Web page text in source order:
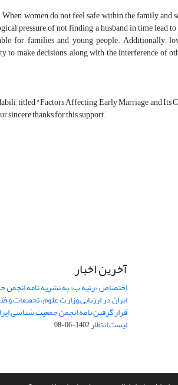
women do not feel safe within the family and
pressure of not finding a husband in time lead to
for families and young people. Additionally,
make decisions, along with the interference of
titled "Factors Affecting Early Marriage and Its
sincere thanks for this support.
آخرین اخبار
اختصاص «رتبه ب» به نشریه نامه
ایران در ارزیابی وزارت علوم، تحقیقات و
قرار گرفتن نامه انجمن جمعیت شناسی
لیست انتظار1402-06-08
طراحی و پیاده سازی ازسیناوب